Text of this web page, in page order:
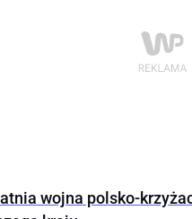
wojna polsko-